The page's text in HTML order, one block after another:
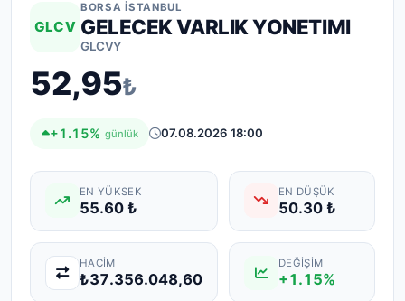
GLCV
BORSA İSTANBUL
GELECEK VARLIK YONETIMI
GLCVY
52,95₺
+1.15% günlük 07.08.2026 18:00
EN YÜKSEK
55.60 ₺
EN DÜŞÜK
50.30 ₺
HACIM
₺37.356.048,60
DEĞIŞIM
+1.15%